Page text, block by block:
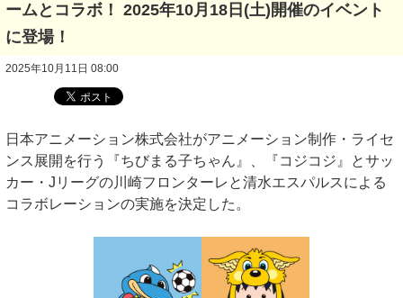
ームとコラボ！ 2025年10月18日(土)開催のイベント
に登場！
2025年10月11日 08:00
日本アニメーション株式会社がアニメーション制作・ライセ
ンス展開を行う『ちびまる子ちゃん』、『コジコジ』とサッ
カー・Jリーグの川崎フロンターレと清水エスパルスによる
コラボレーションの実施を決定した。